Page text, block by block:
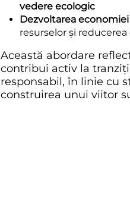
vedere ecologic
Dezvoltarea
resurselor și
Această abordare
contribui activ la
responsabil, în linie cu
construirea unui viitor